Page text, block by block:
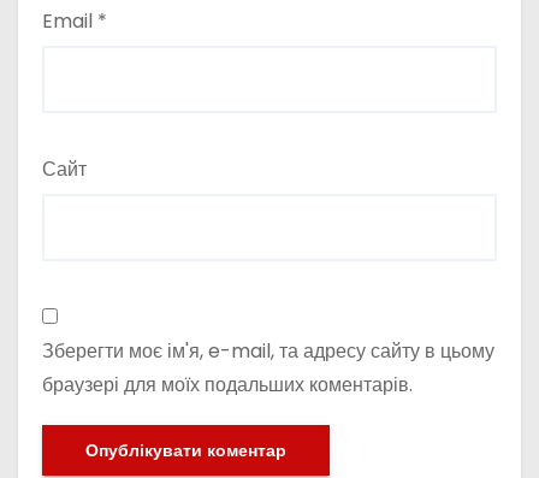
Email *
Сайт
Зберегти моє ім'я, e-mail, та адресу сайту в цьому
браузері для моїх подальших коментарів.